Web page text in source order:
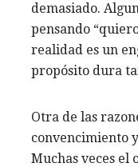
demasiado.
pensando
realidad es un
propósito dura
Otra de las
convencimiento
Muchas veces el